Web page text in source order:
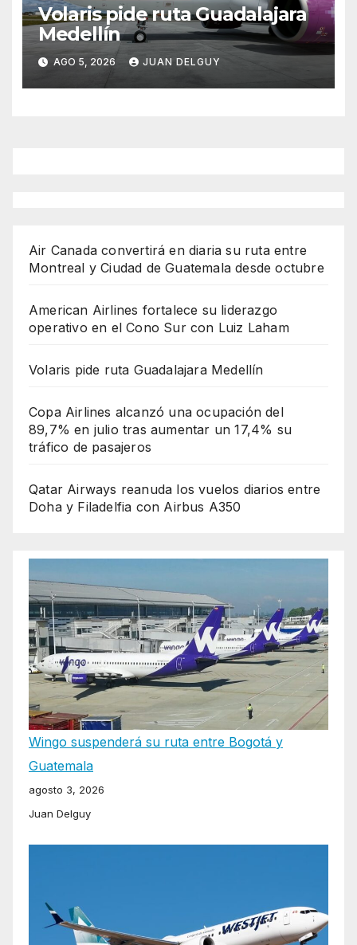
Volaris pide ruta Guadalajara
Medellín
AGO 5, 2026 JUAN DELGUY
Air Canada convertirá en diaria su ruta entre
Montreal y Ciudad de Guatemala desde octubre
American Airlines fortalece su liderazgo
operativo en el Cono Sur con Luiz Laham
Volaris pide ruta Guadalajara Medellín
Copa Airlines alcanzó una ocupación del
89,7% en julio tras aumentar un 17,4% su
tráfico de pasajeros
Qatar Airways reanuda los vuelos diarios entre
Doha y Filadelfia con Airbus A350
Wingo suspenderá su ruta entre Bogotá y
Guatemala
agosto 3, 2026
Juan Delguy